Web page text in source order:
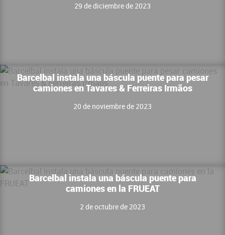
29 de diciembre de 2023
Barcelbal instala una báscula puente para pesar
camiones en Tavares & Ferreiras Irmãos
20 de noviembre de 2023
Barcelbal instala una báscula puente para
camiones en la FRUEAT
2 de octubre de 2023